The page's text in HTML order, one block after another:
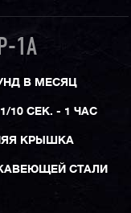
1A
В МЕСЯЦ
10 СЕК. - 1 ЧАС
КРЫШКА
СТАЛИ